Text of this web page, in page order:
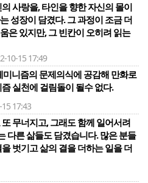
사랑을, 타인을 향한 자신의 몰이
성장이 담겼다. 그 과정이 조금 더
은 있지만, 그 빈칸이 오히려 읽는
10-15 17:49
니즘의 문제의식에 공감해 만화로
실천에 걸림돌이 될수 없다.
17:43
무너지고, 그래도 함께 일어서려
다른 삶들도 담겼습니다. 많은 분들
벗기고 삶의 결을 더하는 일을 더